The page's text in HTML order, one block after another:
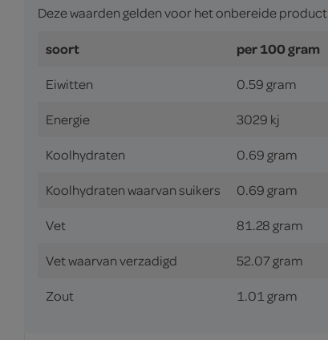
Deze waarden gelden voor het onbereide product
soort per 100 gram
Eiwitten 0.59 gram
Energie 3029 kj
Koolhydraten 0.69 gram
Koolhydraten waarvan suikers 0.69 gram
Vet 81.28 gram
Vet waarvan verzadigd 52.07 gram
Zout 1.01 gram